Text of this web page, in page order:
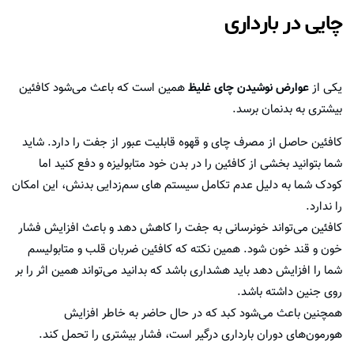
چایی در بارداری
یکی ازعوارض نوشیدن چای غلیظهمین است که باعث می‌شود کافئین
بیشتری به بدنمان برسد.
کافئین حاصل از مصرف چای و قهوه قابلیت عبور از جفت را دارد. شاید
شما بتوانید بخشی از کافئین را در بدن خود متابولیزه و دفع کنید اما
کودک شما به دلیل عدم تکامل سیستم های سم‌زدایی بدنش، این امکان
را ندارد.
کافئین می‌تواند خونرسانی به جفت را کاهش دهد و باعث افزایش فشار
خون و قند خون شود. همین نکته که کافئین ضربان قلب و متابولیسم
شما را افزایش دهد باید هشداری باشد که بدانید می‌تواند همین اثر را بر
روی جنین داشته باشد.
همچنین باعث می‌شود کبد که در حال حاضر به خاطر افزایش
هورمون‌های دوران بارداری درگیر است، فشار بیشتری را تحمل کند.